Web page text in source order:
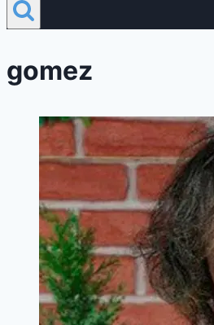
gomez